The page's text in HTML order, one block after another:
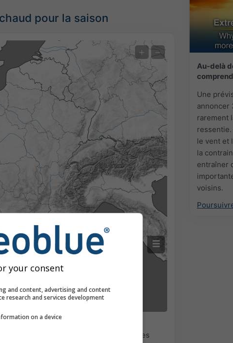
Au-delà
Une
annoncer
rarement
ressentie.
le vent et
la
entraîner
voisins.
pour la saison
Mesures de la
©
Prévision des
+ −
chaud Extrêmement chaud
historiques, nous pouvons voir si les
your consent
and content, advertising and content
research and services development
on a device